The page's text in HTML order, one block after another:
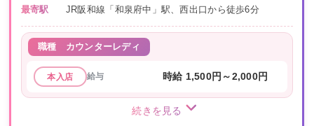
最寄駅
JR阪和線「和泉府中」駅、西出口から徒歩6分
職種 カウンターレディ
本入店 給与 時給 1,500円～2,000円
続きを見る